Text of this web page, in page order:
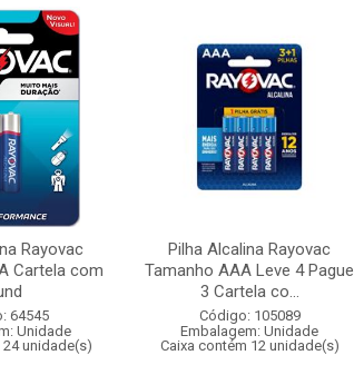
Rayovac
Cartela com
64545
Unidade
unidade(s)
Pilha Alcalina Rayovac
Tamanho AAA Leve 4 Pague
3 Cartela co...
Código: 105089
Embalagem: Unidade
Caixa contém 12 unidade(s)